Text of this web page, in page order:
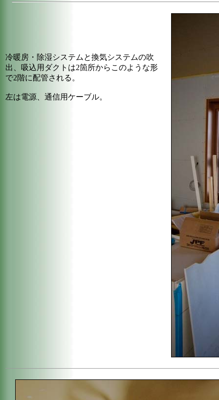
冷暖房・除湿システムと換気システムの吹
出、吸込用ダクトは2箇所からこのような形
で2階に配管される。
左は電源、通信用ケーブル。